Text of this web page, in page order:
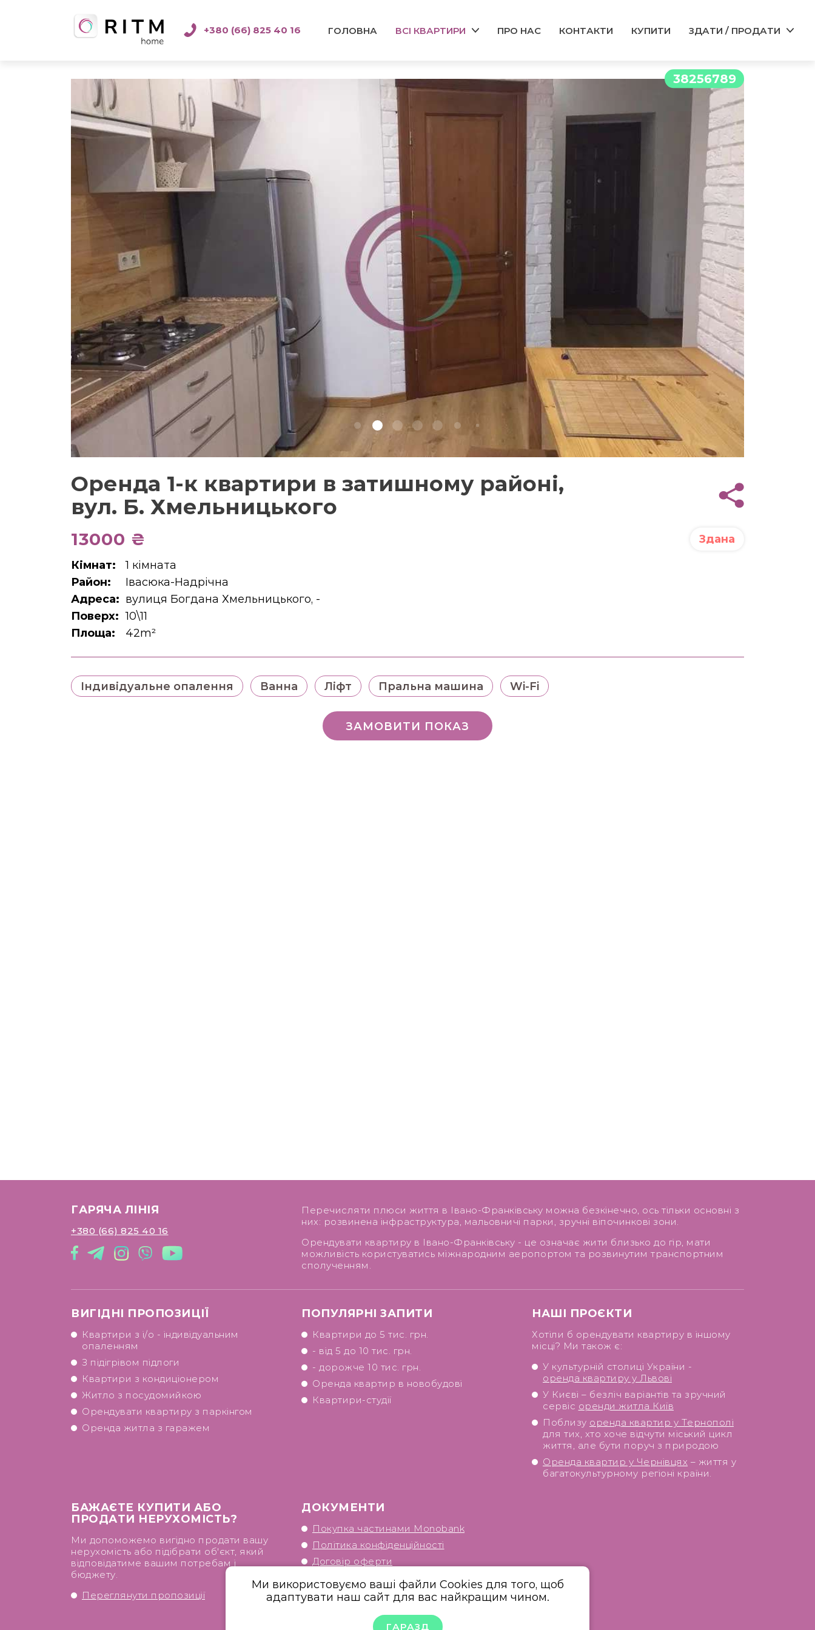
+380 (66) 825 40 16 ГОЛОВНА ВСІ КВАРТИРИ ПРО НАС КОНТАКТИ КУПИТИ ЗДАТИ / ПРОДАТИ
38256789
Оренда 1-к квартири в затишному районі,
вул. Б. Хмельницького
13000 ₴
Здана
Кімнат:
1 кімната
Район:
Івасюка-Надрічна
Адреса: вулиця Богдана Хмельницького, -
Поверх: 10\11
Площа:
42m²
Індивідуальне опалення Ванна Ліфт Пральна машина Wi-Fi
ЗАМОВИТИ ПОКАЗ
ГАРЯЧА ЛІНІЯ
+380 (66) 825 40 16
Перечисляти плюси життя в Івано-Франківську можна безкінечно, ось тільки основні з
них: розвинена інфраструктура, мальовничі парки, зручні віпочинкові зони.
Орендувати квартиру в Івано-Франківську - це означає жити близько до гір, мати
можливість користуватись міжнародним аеропортом та розвинутим транспортним
сполученням.
ВИГІДНІ ПРОПОЗИЦІЇ
Квартири з і/о - індивідуальним
опаленням
З підігрівом підлоги
Квартири з кондиціонером
Житло з посудомийкою
Орендувати квартиру з паркінгом
Оренда житла з гаражем
ПОПУЛЯРНІ ЗАПИТИ
Квартири до 5 тис. грн.
- від 5 до 10 тис. грн.
- дорожче 10 тис. грн.
Оренда квартир в новобудові
Квартири-студії
НАШІ ПРОЄКТИ
Хотіли б орендувати квартиру в іншому
місці? Ми також є:
У культурній столиці України -
оренда квартиру у Львові
У Києві – безліч варіантів та зручний
сервіс оренди житла Київ
Поблизу оренда квартир у Тернополі
для тих, хто хоче відчути міський цикл
життя, але бути поруч з природою
Оренда квартир у Чернівцях – життя у
багатокультурному регіоні країни.
БАЖАЄТЕ КУПИТИ АБО
ПРОДАТИ НЕРУХОМІСТЬ?
Ми допоможемо вигідно продати вашу
нерухомість або підібрати об'єкт, який
відповідатиме вашим потребам і
бюджету.
Переглянути пропозиції
ДОКУМЕНТИ
Покупка частинами Monobank
Політика конфіденційності
Договір оферти
Ми використовуємо ваші файли Cookies для того, щоб
адаптувати наш сайт для вас найкращим чином.
ГАРАЗД